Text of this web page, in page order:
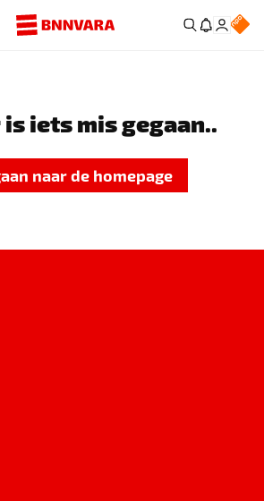
is iets mis gegaan..
naar de homepage